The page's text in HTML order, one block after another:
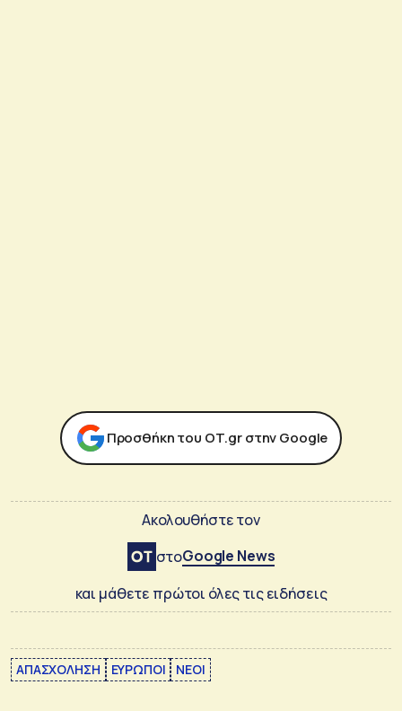
Προσθήκη του ΟΤ.gr στην Google
Ακολουθήστε τον
στοGoogle News
και μάθετε πρώτοι όλες τις ειδήσεις
ΑΠΑΣΧΟΛΗΣΗ ΕΥΡΩΠΟΙ ΝΕΟΙ